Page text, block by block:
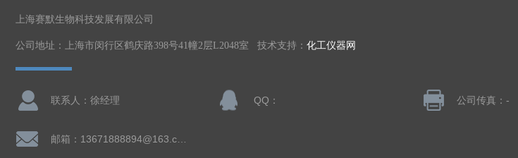
上海赛默生物科技发展有限公司
公司地址：上海市闵行区鹤庆路398号41幢2层L2048室 技术支持： 化工仪器网
联系人：徐经理 QQ： 公司传真：-